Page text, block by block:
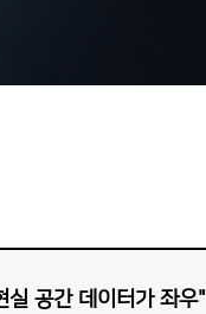
실 공간 데이터가 좌우"